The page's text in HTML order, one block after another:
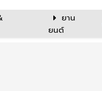
ยาน
ยนต์